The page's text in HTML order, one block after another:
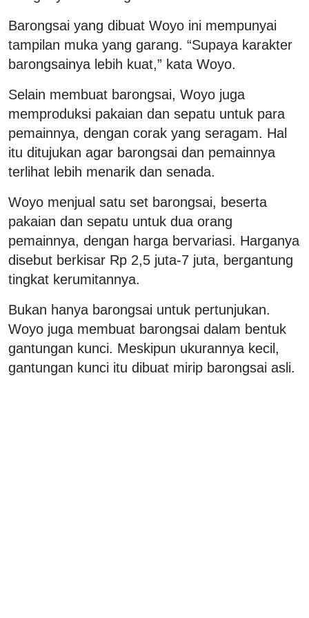
Barongsai yang dibuat Woyo ini mempunyai
tampilan muka yang garang. “Supaya karakter
barongsainya lebih kuat,” kata Woyo.
Selain membuat barongsai, Woyo juga
memproduksi pakaian dan sepatu untuk para
pemainnya, dengan corak yang seragam. Hal
itu ditujukan agar barongsai dan pemainnya
terlihat lebih menarik dan senada.
Woyo menjual satu set barongsai, beserta
pakaian dan sepatu untuk dua orang
pemainnya, dengan harga bervariasi. Harganya
disebut berkisar Rp 2,5 juta-7 juta, bergantung
tingkat kerumitannya.
Bukan hanya barongsai untuk pertunjukan.
Woyo juga membuat barongsai dalam bentuk
gantungan kunci. Meskipun ukurannya kecil,
gantungan kunci itu dibuat mirip barongsai asli.